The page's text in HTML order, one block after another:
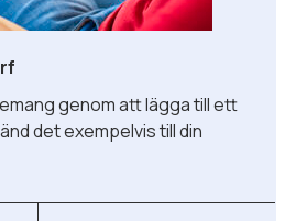
genom att lägga till ett
det exempelvis till din